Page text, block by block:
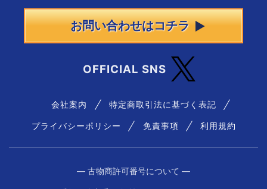
お問い合わせはコチラ
OFFICIAL SNS
会社案内 特定商取引法に基づく表記
プライバシーポリシー 免責事項 利用規約
― 古物商許可番号について ―